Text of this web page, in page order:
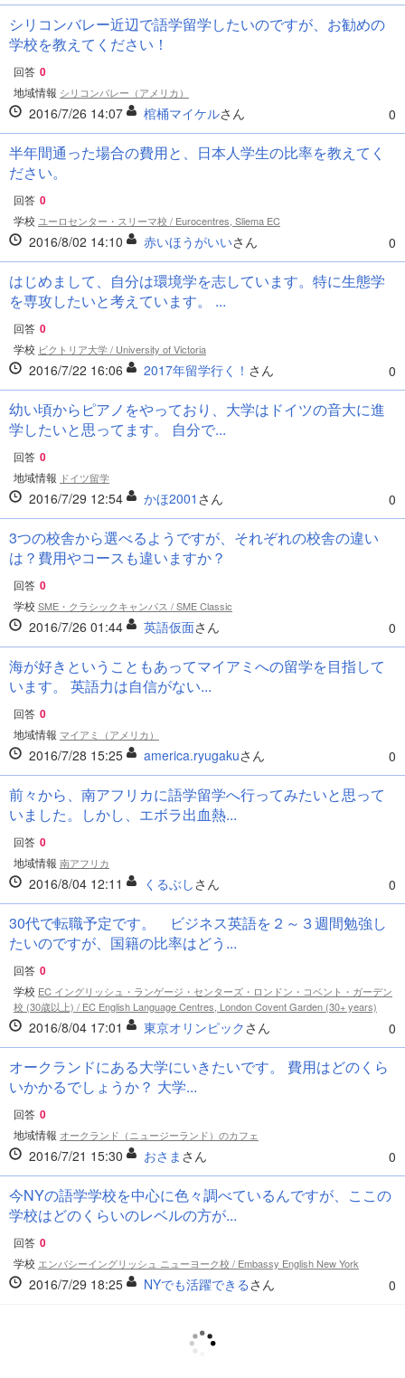
シリコンバレー近辺で語学留学したいのですが、お勧めの
学校を教えてください！
回答 0
地域情報 シリコンバレー（アメリカ）
2016/7/26 14:07 棺桶マイケルさん 0
半年間通った場合の費用と、日本人学生の比率を教えてく
ださい。
回答 0
学校ユーロセンター・スリーマ校 / Eurocentres, Sliema EC
2016/8/02 14:10 赤いほうがいいさん 0
はじめまして、自分は環境学を志しています。特に生態学
を専攻したいと考えています。 ...
回答 0
学校 ビクトリア大学 / University of Victoria
2016/7/22 16:06 2017年留学行く！ さん 0
幼い頃からピアノをやっており、大学はドイツの音大に進
学したいと思ってます。 自分で...
回答 0
地域情報 ドイツ留学
2016/7/29 12:54 かほ2001 さん 0
3つの校舎から選べるようですが、それぞれの校舎の違い
は？費用やコースも違いますか？
回答 0
学校SME・クラシックキャンパス / SME Classic
2016/7/26 01:44 英語仮面さん 0
海が好きということもあってマイアミへの留学を目指して
います。 英語力は自信がない...
回答 0
地域情報 マイアミ（アメリカ）
2016/7/28 15:25 america.ryugakuさん 0
前々から、南アフリカに語学留学へ行ってみたいと思って
いました。しかし、エボラ出血熱...
回答 0
地域情報 南アフリカ
2016/8/04 12:11 くるぶしさん 0
30代で転職予定です。 ビジネス英語を２～３週間勉強し
たいのですが、国籍の比率はどう...
回答 0
学校 EC イングリッシュ・ランゲージ・センターズ・ロンドン・コベント・ガーデン
校 (30歳以上) / EC English Language Centres, London Covent Garden (30+ years)
2016/8/04 17:01 東京オリンピックさん 0
オークランドにある大学にいきたいです。 費用はどのくら
いかかるでしょうか？ 大学...
回答 0
地域情報 オークランド（ニュージーランド）のカフェ
2016/7/21 15:30 おさま さん 0
今NYの語学学校を中心に色々調べているんですが、ここの
学校はどのくらいのレベルの方が...
回答 0
学校 エンバシーイングリッシュ ニューヨーク校 / Embassy English New York
2016/7/29 18:25 NYでも活躍できるさん 0